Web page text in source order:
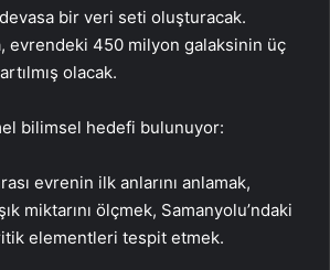
bir veri seti oluşturacak.
evrendeki 450 milyon galaksinin üç
olacak.
bilimsel hedefi bulunuyor:
evrenin ilk anlarını anlamak,
miktarını ölçmek, Samanyolu’ndaki
elementleri tespit etmek.